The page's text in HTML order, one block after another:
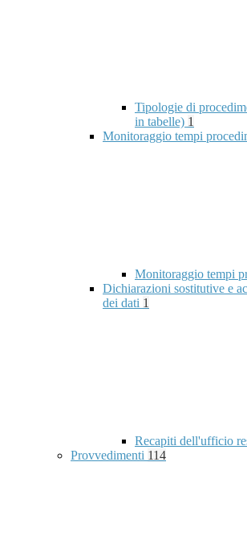
Tipologie di
in tabelle) 1
Monitoraggio tempi
Monitoraggio tempi
Dichiarazioni sostitutive e
dei dati 1
Recapiti dell'ufficio
Provvedimenti 114